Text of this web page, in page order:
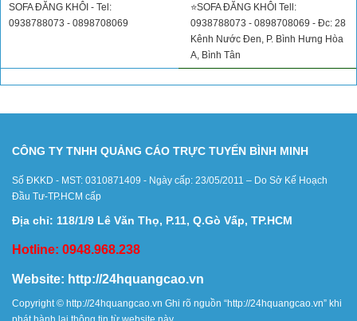
SOFA ĐĂNG KHÔI - Tel:
0938788073 - 0898708069
⭐SOFA ĐĂNG KHÔI Tell:
0938788073 - 0898708069 - Đc: 28
Kênh Nước Đen, P. Bình Hưng Hòa
A, Bình Tân
CÔNG TY TNHH QUẢNG CÁO TRỰC TUYẾN BÌNH MINH
Số ĐKKD - MST: 0310871409 - Ngày cấp: 23/05/2011 – Do Sở Kế Hoạch
Đầu Tư-TP.HCM cấp
Địa chỉ: 118/1/9 Lê Văn Thọ, P.11, Q.Gò Vấp, TP.HCM
Hotline: 0948.968.238
Website: http://24hquangcao.vn
Copyright © http://24hquangcao.vn Ghi rõ nguồn “http://24hquangcao.vn” khi